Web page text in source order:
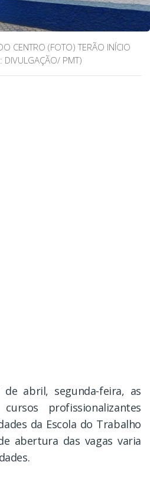
CENTRO (FOTO) TERÃO INÍCIO
DIVULGAÇÃO/ PMT)
abril, segunda-feira, as
profissionalizantes
da Escola do Trabalho
abertura das vagas varia